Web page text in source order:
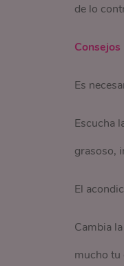
de lo
Es
Escucha
grasoso,
El
Cambia
mucho tu